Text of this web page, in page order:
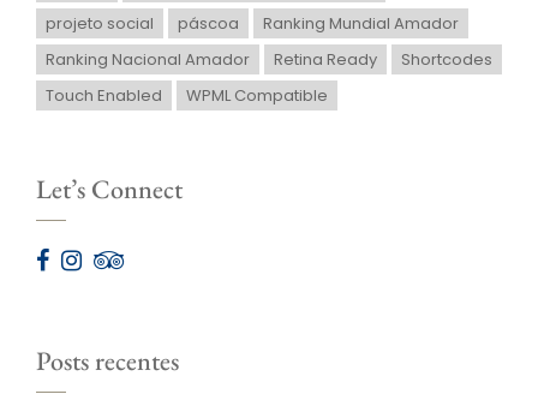
projeto social
páscoa
Ranking Mundial Amador
Ranking Nacional Amador
Retina Ready
Shortcodes
Touch Enabled
WPML Compatible
Let’s Connect
Posts recentes